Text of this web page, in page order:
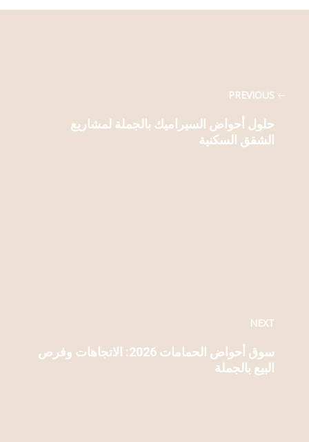
PREVIOUS
حلول أحواض السيراميك بالجملة لمشاريع
الشقق السكنية
NEXT
سوق أحواض الحمامات 2026: الاتجاهات وفرص
البيع بالجملة